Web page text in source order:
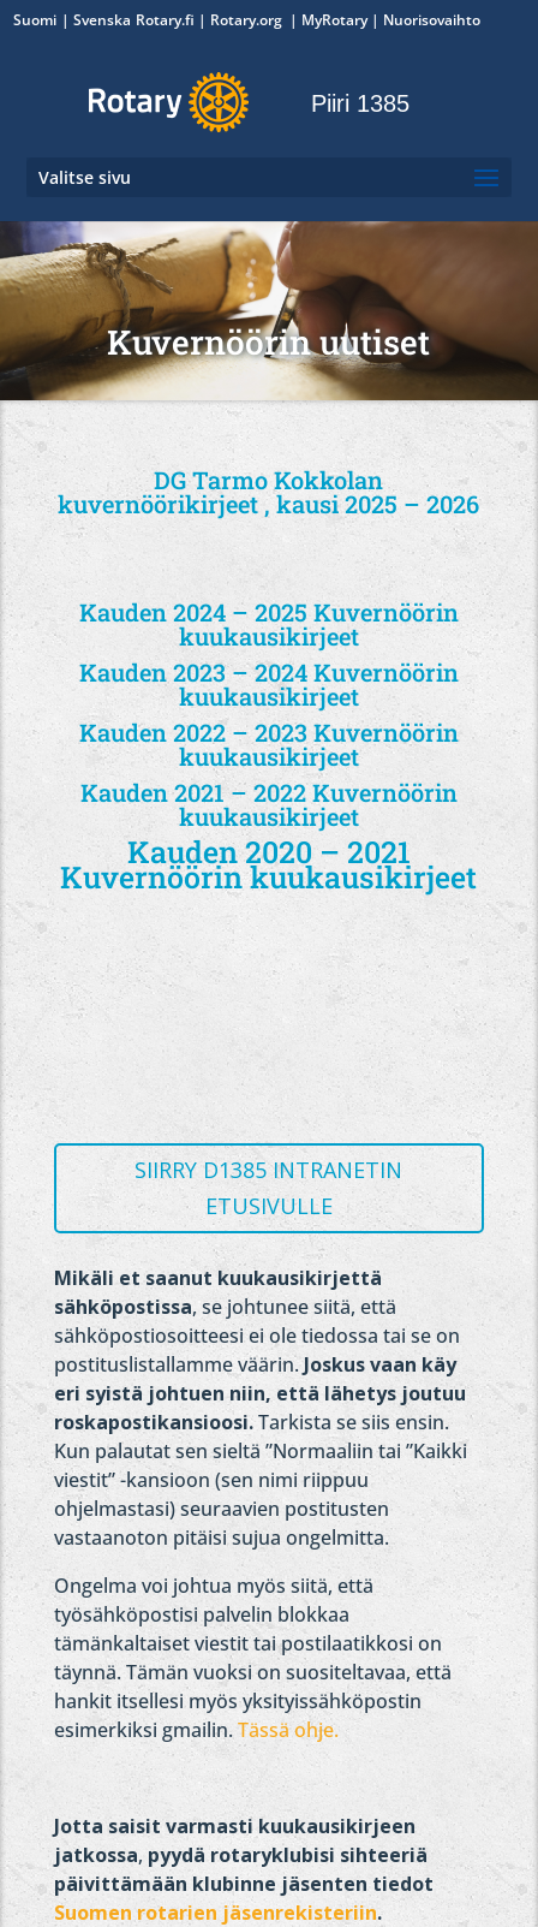
Suomi Svenska Rotary.fi | Rotary.org | MyRotary| Nuorisovaihto
Piiri 1385
Valitse sivu
Kuvernöörin uutiset
DG Tarmo Kokkolan
kuvernöörikirjeet , kausi 2025 – 2026
Kauden 2024 – 2025 Kuvernöörin
kuukausikirjeet
Kauden 2023 – 2024 Kuvernöörin
kuukausikirjeet
Kauden 2022 – 2023 Kuvernöörin
kuukausikirjeet
Kauden 2021 – 2022 Kuvernöörin
kuukausikirjeet
Kauden 2020 – 2021
Kuvernöörin kuukausikirjeet
SIIRRY D1385 INTRANETIN
ETUSIVULLE
Mikäli et saanut kuukausikirjettä
sähköpostissa, se johtunee siitä, että
sähköpostiosoitteesi ei ole tiedossa tai se on
postituslistallamme väärin.Joskus vaan käy
eri syistä johtuen niin, että lähetys joutuu
roskapostikansioosi.Tarkista se siis ensin.
Kun palautat sen sieltä ”Normaaliin tai ”Kaikki
viestit” -kansioon (sen nimi riippuu
ohjelmastasi) seuraavien postitusten
vastaanoton pitäisi sujua ongelmitta.
Ongelma voi johtua myös siitä, että
työsähköpostisi palvelin blokkaa
tämänkaltaiset viestit tai postilaatikkosi on
täynnä. Tämän vuoksi on suositeltavaa, että
hankit itsellesi myös yksityissähköpostin
esimerkiksi gmailin.Tässä ohje.
Jotta saisit varmasti kuukausikirjeen
jatkossa, pyydä rotaryklubisi sihteeriä
päivittämään klubinne jäsenten tiedot
Suomen rotarien jäsenrekisteriin.